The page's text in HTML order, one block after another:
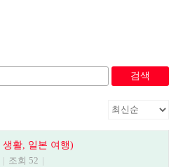
검색
활, 일본 여행)
| 조회 52 |